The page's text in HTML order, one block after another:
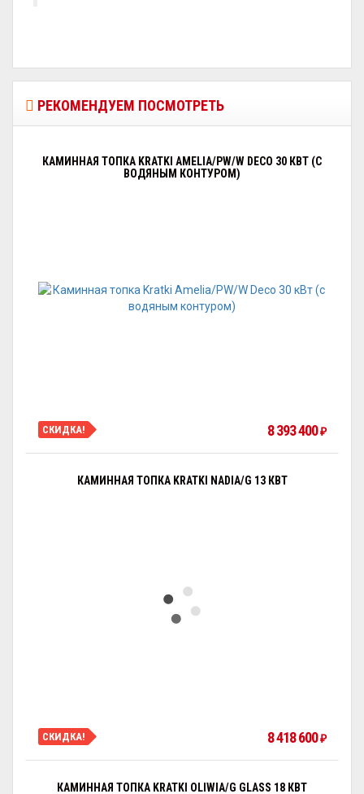
РЕКОМЕНДУЕМ ПОСМОТРЕТЬ
КАМИННАЯ ТОПКА KRATKI AMELIA/PW/W DECO 30 КВТ (С
ВОДЯНЫМ КОНТУРОМ)
СКИДКА! 8 393 400₽
КАМИННАЯ ТОПКА KRATKI NADIA/G 13 КВТ
СКИДКА! 8 418 600₽
КАМИННАЯ ТОПКА KRATKI OLIWIA/G GLASS 18 КВТ